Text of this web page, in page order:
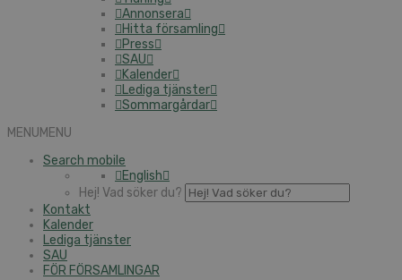
Annonsera
Hitta församling
Press
SAU
Kalender
Lediga tjänster
Sommargårdar
MENUMENU
Search mobile
English
Hej! Vad söker du?
Kontakt
Kalender
Lediga tjänster
SAU
FÖR FÖRSAMLINGAR